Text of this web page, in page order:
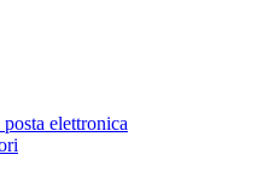
elettronica